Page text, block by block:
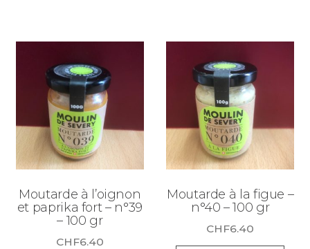
Moutarde à l’oignon
et paprika fort – n°39
– 100 gr
CHF6.40
Moutarde à la figue –
n°40 – 100 gr
CHF6.40